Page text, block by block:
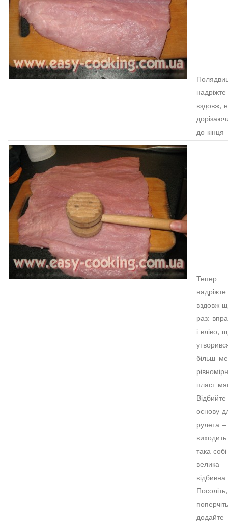
надріжте
вздовж,
до кінця
Тепер
надріжте
вздовж
раз:
і вліво,
більш-
пласт
основу
рулета –
виходить
така собі
велика
Посоліть,
додайте